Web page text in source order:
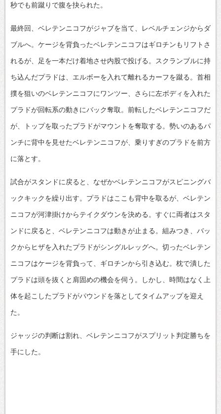
秒でも前蹴りで腹を抉られた。
最終回、ベレテンニコフがジャブを当て、レベルチェンジからダ
ブルへ。ケージを背負ったベレテンニコフはギロチンもリフトさ
れるが、足を一本だけ着地させ内股で投げる。スクランブルに持
ち込んだプラドは、エルボーを入れて離れるカーフを蹴る。首相
撲を狙いのベレテンニコフにワンツー、さらに左ボディを入れた
プラドが回転系の動きにバック奪取。前転したベレテンニコフだ
が、トップを取ったプラドがマウントを奪取する。勢いのあるパ
ンチに背中を見せたベレテンニコフが、乗りすぎのプラドを前方
に落とす。
試合がスタンドに戻ると、なぜかベレテンニコフがスピニングバ
ックキックを繰り出す。プラドはここも背中を取るが、ベレテン
ニコフが河津掛けからテイクダウンを決める。すぐに両者はスタ
ンドに戻ると、ベレテンニコフは動きが止まる。組みつき、バッ
クからヒザを入れたプラドがシングルレッグへ。切ったベレテン
ニコフはケージを背負って、ギロチンから引き込む。枕で潰した
プラドは頭を抜くと肩固めの機会を伺う。しかし、時間はなく上
体を起こしたプラドがパウンドを落としてタイムアップを迎え
た。
ジャッジの判断は割れ、ベレテンニコフがスプリット判定勝ちを
手にした。